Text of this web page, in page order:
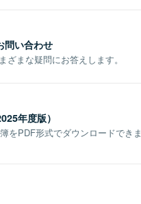
問い合わせ
ざまな疑問にお答えします。
年度版）
をPDF形式でダウンロードできま